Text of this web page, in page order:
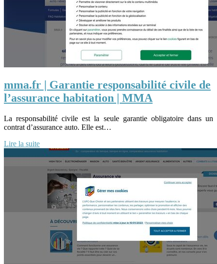
mma.fr | Garantie responsabilité civile de
l’assurance habitation | MMA
La responsabilité civile est la seule garantie obligatoire dans un
contrat d’assurance auto. Elle est…
Lire la suite